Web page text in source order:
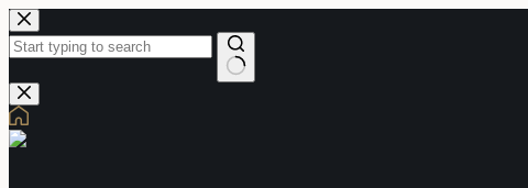
Skip
to
content
No
results